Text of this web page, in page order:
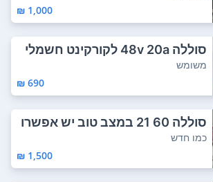
1,000 ₪
סוללה 48v 20a לקורקינט חשמלי
ת בטריה חזקה...
משומש
690 ₪
סוללה 60 21 במצב טוב יש אפשרו
ת לקניה גם ...
כמו חדש
1,500 ₪